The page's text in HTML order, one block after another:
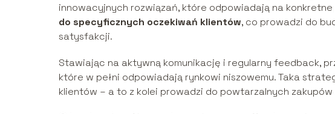
innowacyjnych rozwiązań, które odpowiadają na
do specyficznych oczekiwań klientów, co prowadzi do
satysfakcji.
Stawiając na aktywną komunikację i regularny feedback,
które w pełni odpowiadają rynkowi niszowemu. Taka
klientów – a to z kolei prowadzi do powtarzalnych